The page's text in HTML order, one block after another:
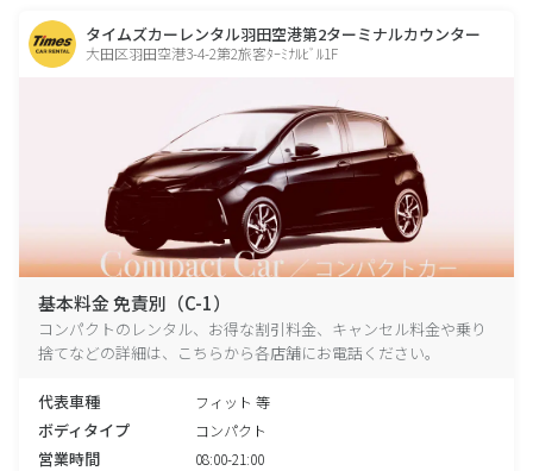
タイムズカーレンタル羽田空港第2ターミナルカウンター
大田区羽田空港3-4-2第2旅客ﾀｰﾐﾅﾙﾋﾞﾙ1F
基本料金 免責別（C-1）
コンパクトのレンタル、お得な割引料金、キャンセル料金や乗り
捨てなどの詳細は、こちらから各店舗にお電話ください。
代表車種 フィット 等
ボディタイプ コンパクト
営業時間 08:00-21:00